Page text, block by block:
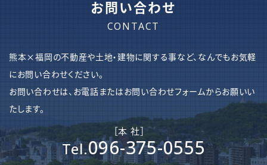
お問い合わせ
CONTACT
熊本×福岡の不動産や土地・建物に関する事など、なんでもお気軽
にお問い合わせください。
お問い合わせは、お電話またはお問い合わせフォームからお願いい
たします。
［本 社］
Tel.096-375-0555